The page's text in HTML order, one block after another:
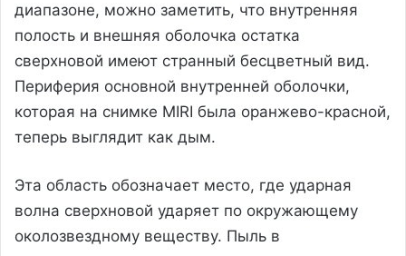
диапазоне, можно заметить, что внутренняя
полость и внешняя оболочка остатка
сверхновой имеют странный бесцветный вид.
Периферия основной внутренней оболочки,
которая на снимке MIRI была оранжево-красной,
теперь выглядит как дым.
Эта область обозначает место, где ударная
волна сверхновой ударяет по окружающему
околозвездному веществу. Пыль в